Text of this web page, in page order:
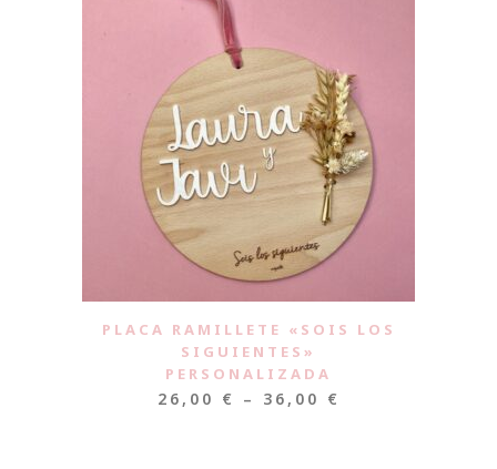
PLACA RAMILLETE «SOIS LOS
SIGUIENTES»
PERSONALIZADA
26,00 € – 36,00 €